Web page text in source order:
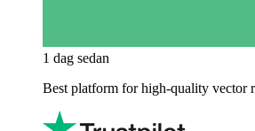
1 dag sedan
Best platform for high-quality vector